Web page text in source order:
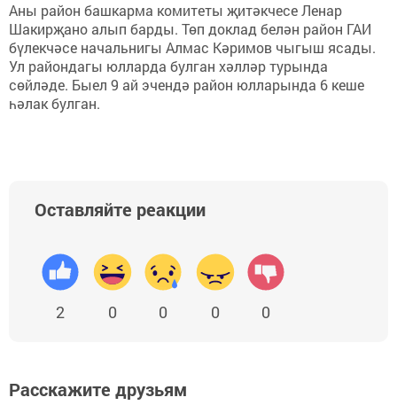
Аны район башкарма комитеты җитәкчесе Ленар
Шакирҗано алып барды. Төп доклад белән район ГАИ
бүлекчәсе начальнигы Алмас Кәримов чыгыш ясады.
Ул райондагы юлларда булган хәлләр турында
сөйләде. Быел 9 ай эчендә район юлларында 6 кеше
һәлак булган.
Оставляйте реакции
2 0 0 0 0
Расскажите друзьям